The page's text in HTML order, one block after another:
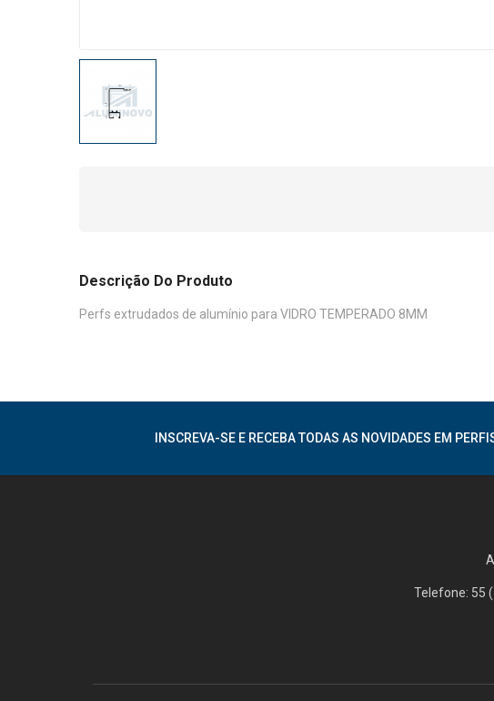
Descrição Do Produto
Perfs extrudados de alumínio para VIDRO TEMPERADO 8MM
INSCREVA-SE E RECEBA TODAS AS NOVIDADES EM
Telefone: 55